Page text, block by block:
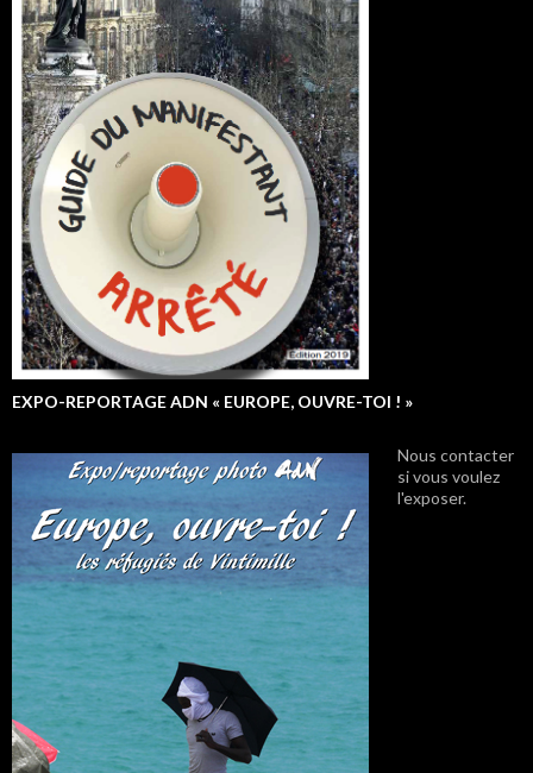
EXPO-REPORTAGE ADN « EUROPE, OUVRE-TOI ! »
Nous contacter
si vous voulez
l'exposer.